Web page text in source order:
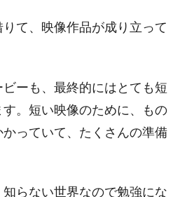
りて、映像作品が成り立って
ーも、最終的にはとても短
。短い映像のために、もの
っていて、たくさんの準備
らない世界なので勉強にな